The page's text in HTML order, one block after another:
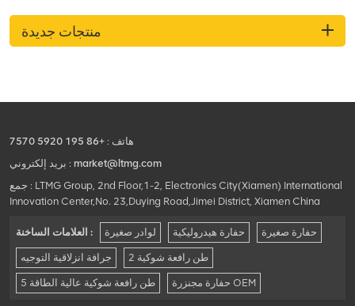
منتجات جديدة
هاتف : +86 195 5920 7570
بريد إلكتروني : market@ltmg.com
جمع : LTMG Group, 2nd Floor,1-2, Electronics City(Xiamen) International
Innovation Center,No. 23,Duying Road,Jimei District, Xiamen China
العلامات الساخنة : لوادر صغيرة حفارة هيدروليكية حفارة صغيرة
جرافة انزلاقية التوجيه 2 طن رافعة شوكية
5 طن رافعة شوكية عالية الطاقة حفارة مجنزرة OEM